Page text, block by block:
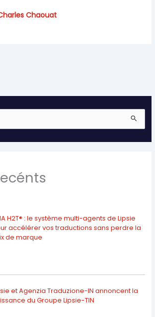
Chaouat
H2T® : le système multi-agents de Lipsie
accélérer vos traductions sans perdre la
de marque
et Agenzia Traduzione-IN annoncent la
du Groupe Lipsie-TIN